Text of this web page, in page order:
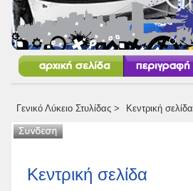
Γενικό Λύκειο Στυλίδας> Κεντρική σελίδα
Κεντρική σελίδα